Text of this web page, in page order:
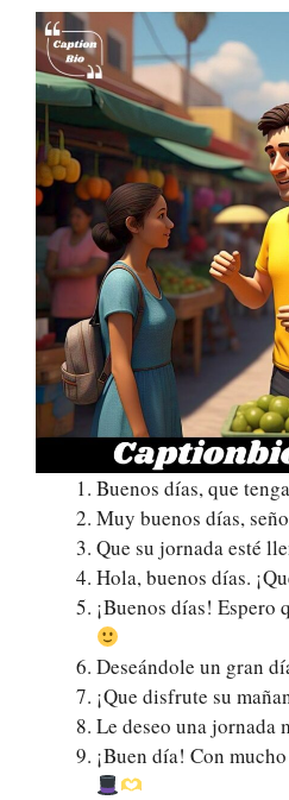
Buenos días, que
Muy buenos días,
Que su jornada esté
Hola, buenos días.
¡Buenos días! Espero
Deseándole un gran
¡Que disfrute su
Le deseo una jornada
¡Buen día! Con